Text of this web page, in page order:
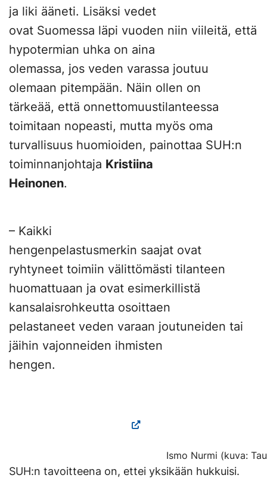
ja liki ääneti. Lisäksi vedet
ovat Suomessa läpi vuoden niin viileitä, että
hypotermian uhka on aina
olemassa, jos veden varassa joutuu
olemaan pitempään. Näin ollen on
tärkeää, että onnettomuustilanteessa
toimitaan nopeasti, mutta myös oma
turvallisuus huomioiden, painottaa SUH:n
toiminnanjohtaja Kristiina
Heinonen.
– Kaikki
hengenpelastusmerkin saajat ovat
ryhtyneet toimiin välittömästi tilanteen
huomattuaan ja ovat esimerkillistä
kansalaisrohkeutta osoittaen
pelastaneet veden varaan joutuneiden tai
jäihin vajonneiden ihmisten
hengen.
Ismo Nurmi (kuva:
SUH:n tavoitteena on, ettei yksikään hukkuisi.